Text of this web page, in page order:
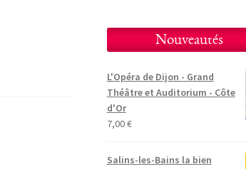
Nouveautés
L'Opéra de Dijon - Grand
Théâtre et Auditorium - Côte
d'Or
7,00€
Salins-les-Bains la bien